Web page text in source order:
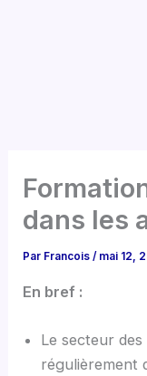
dans les
Par Francois/ mai 12,
En bref :
Le secteur des
régulièrement